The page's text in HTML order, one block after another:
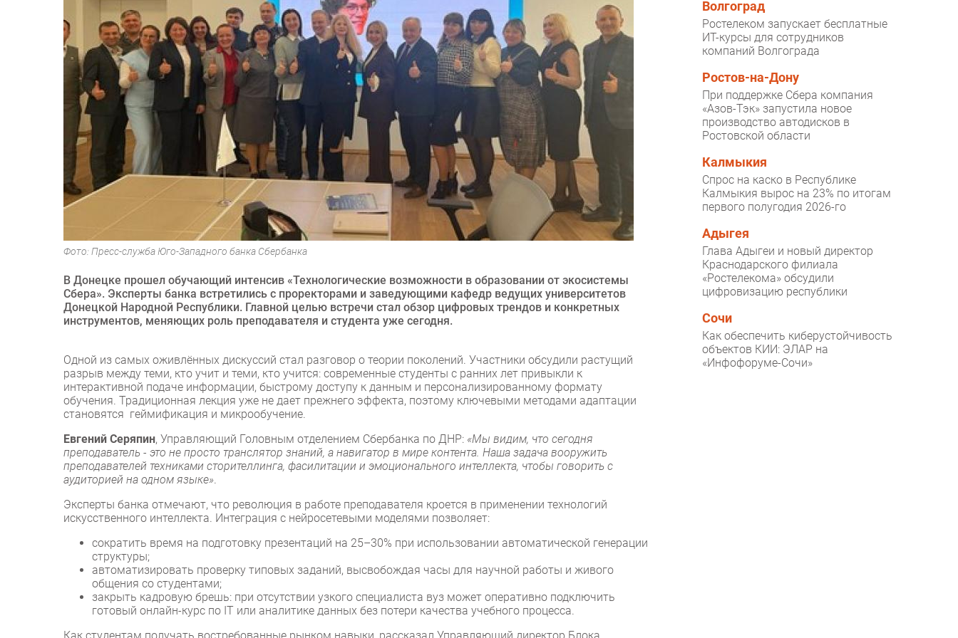
Фото: Пресс-служба Юго-Западного банка Сбербанка
В Донецке прошел обучающий интенсив «Технологические возможности в образовании от экосистемы
Сбера». Эксперты банка встретились с проректорами и заведующими кафедр ведущих университетов
Донецкой Народной Республики. Главной целью встречи стал обзор цифровых трендов и конкретных
инструментов, меняющих роль преподавателя и студента уже сегодня.
Одной из самых оживлённых дискуссий стал разговор о теории поколений. Участники обсудили растущий
разрыв между теми, кто учит и теми, кто учится: современные студенты с ранних лет привыкли к
интерактивной подаче информации, быстрому доступу к данным и персонализированному формату
обучения. Традиционная лекция уже не дает прежнего эффекта, поэтому ключевыми методами адаптации
становятся геймификация и микрообучение.
Евгений Серяпин, Управляющий Головным отделением Сбербанка по ДНР: «Мы видим, что сегодня
преподаватель - это не просто транслятор знаний, а навигатор в мире контента. Наша задача вооружить
преподавателей техниками сторителлинга, фасилитации и эмоционального интеллекта, чтобы говорить с
аудиторией на одном языке».
Эксперты банка отмечают, что революция в работе преподавателя кроется в применении технологий
искусственного интеллекта. Интеграция с нейросетевыми моделями позволяет:
сократить время на подготовку презентаций на 25–30% при использовании автоматической генерации
структуры;
автоматизировать проверку типовых заданий, высвобождая часы для научной работы и живого
общения со студентами;
закрыть кадровую брешь: при отсутствии узкого специалиста вуз может оперативно подключить
готовый онлайн-курс по IT или аналитике данных без потери качества учебного процесса.
Волгоград
Ростелеком запускает бесплатные
ИТ-курсы для сотрудников
компаний Волгограда
Ростов-на-Дону
При поддержке Сбера компания
«Азов-Тэк» запустила новое
производство автодисков в
Ростовской области
Калмыкия
Спрос на каско в Республике
Калмыкия вырос на 23% по итогам
первого полугодия 2026-го
Адыгея
Глава Адыгеи и новый директор
Краснодарского филиала
«Ростелекома» обсудили
цифровизацию республики
Сочи
Как обеспечить киберустойчивость
объектов КИИ: ЭЛАР на
«Инфофоруме-Сочи»